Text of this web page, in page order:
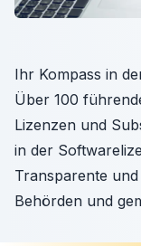
Ihr Kompass in
Über 100
Lizenzen und
in der
Transparente
Behörden und